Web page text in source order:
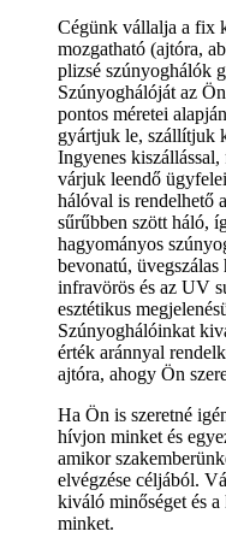
Cégünk vállalja a fix
mozgatható (ajtóra,
plizsé szúnyoghálók
Szúnyoghálóját az
pontos méretei
gyártjuk le, szállítjuk
Ingyenes kiszállással,
várjuk leendő
hálóval is rendelhető
sűrűbben szött háló,
hagyományos
bevonatú,
infravörös és az UV
esztétikus
Szúnyoghálóinkat
érték aránnyal
ajtóra, ahogy Ön
Ha Ön is szeretné
hívjon minket és
amikor
elvégzése céljából.
kiváló minőséget és a
minket.